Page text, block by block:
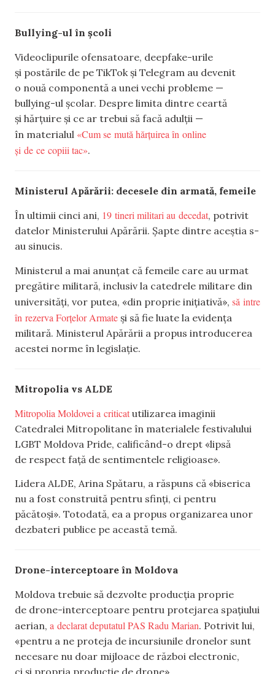
Bullying-ul în școli
Videoclipurile ofensatoare, deepfake-urile
și postările de pe TikTok și Telegram au devenit
o nouă componentă a unei vechi probleme —
bullying-ul școlar. Despre limita dintre ceartă
și hărțuire și ce ar trebui să facă adulții —
în materialul «Cum se mută hărțuirea în online
și de ce copiii tac».
Ministerul Apărării: decesele din armată, femeile
În ultimii cinci ani, 19 tineri militari au decedat, potrivit
datelor Ministerului Apărării. Șapte dintre aceștia s-
au sinucis.
Ministerul a mai anunțat că femeile care au urmat
pregătire militară, inclusiv la catedrele militare din
universități, vor putea, «din proprie inițiativă», să intre
în rezerva Forțelor Armate și să fie luate la evidența
militară. Ministerul Apărării a propus introducerea
acestei norme în legislație.
Mitropolia vs ALDE
Mitropolia Moldovei a criticat utilizarea imaginii
Catedralei Mitropolitane în materialele festivalului
LGBT Moldova Pride, calificând-o drept «lipsă
de respect față de sentimentele religioase».
Lidera ALDE, Arina Spătaru, a răspuns că «biserica
nu a fost construită pentru sfinți, ci pentru
păcătoși». Totodată, ea a propus organizarea unor
dezbateri publice pe această temă.
Drone-interceptoare în Moldova
Moldova trebuie să dezvolte producția proprie
de drone-interceptoare pentru protejarea spațiului
aerian, a declarat deputatul PAS Radu Marian. Potrivit lui,
«pentru a ne proteja de incursiunile dronelor sunt
necesare nu doar mijloace de război electronic,
ci și propria producție de drone».